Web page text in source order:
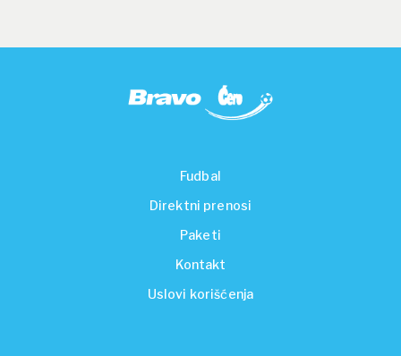
Fudbal
Direktni prenosi
Paketi
Kontakt
Uslovi korišćenja